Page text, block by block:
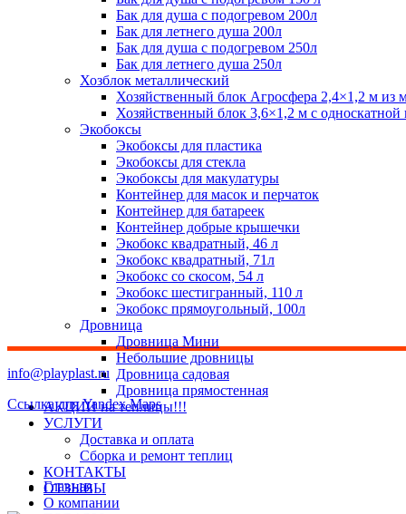
Бак для душа с подогревом 200л
Бак для летнего душа 200л
Бак для душа с подогревом 250л
Бак для летнего душа 250л
Хозблок металлический
Хозяйственный блок Агросфера 2,4×1,2 м из
Хозяйственный блок 3,6×1,2 м с
Экобоксы
Экобоксы для пластика
Экобоксы для стекла
Экобоксы для макулатуры
Контейнер для масок и перчаток
Контейнер для батареек
Контейнер добрые крышечки
Экобокс квадратный, 46 л
Экобокс квадратный, 71л
Экобокс со скосом, 54 л
Экобокс шестигранный, 110 л
Экобокс прямоугольный, 100л
Дровница
Дровница Мини
Небольшие дровницы
Дровница садовая
Дровница прямостенная
АКЦИИ на теплицы!!!
УСЛУГИ
Доставка и оплата
Сборка и ремонт теплиц
КОНТАКТЫ
ОТЗЫВЫ
info@playplast.ru
Ссылка для Yandex Maps
Главная
О компании